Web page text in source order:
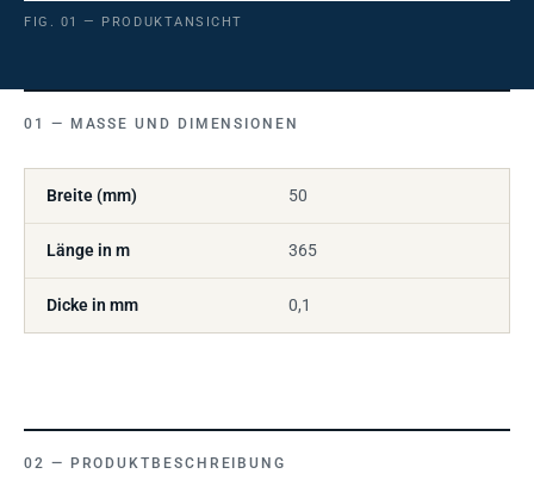
FIG. 01 — PRODUKTANSICHT
MASSE UND DIMENSIONEN
Breite (mm) 50
Länge in m 365
Dicke in mm 0,1
PRODUKTBESCHREIBUNG